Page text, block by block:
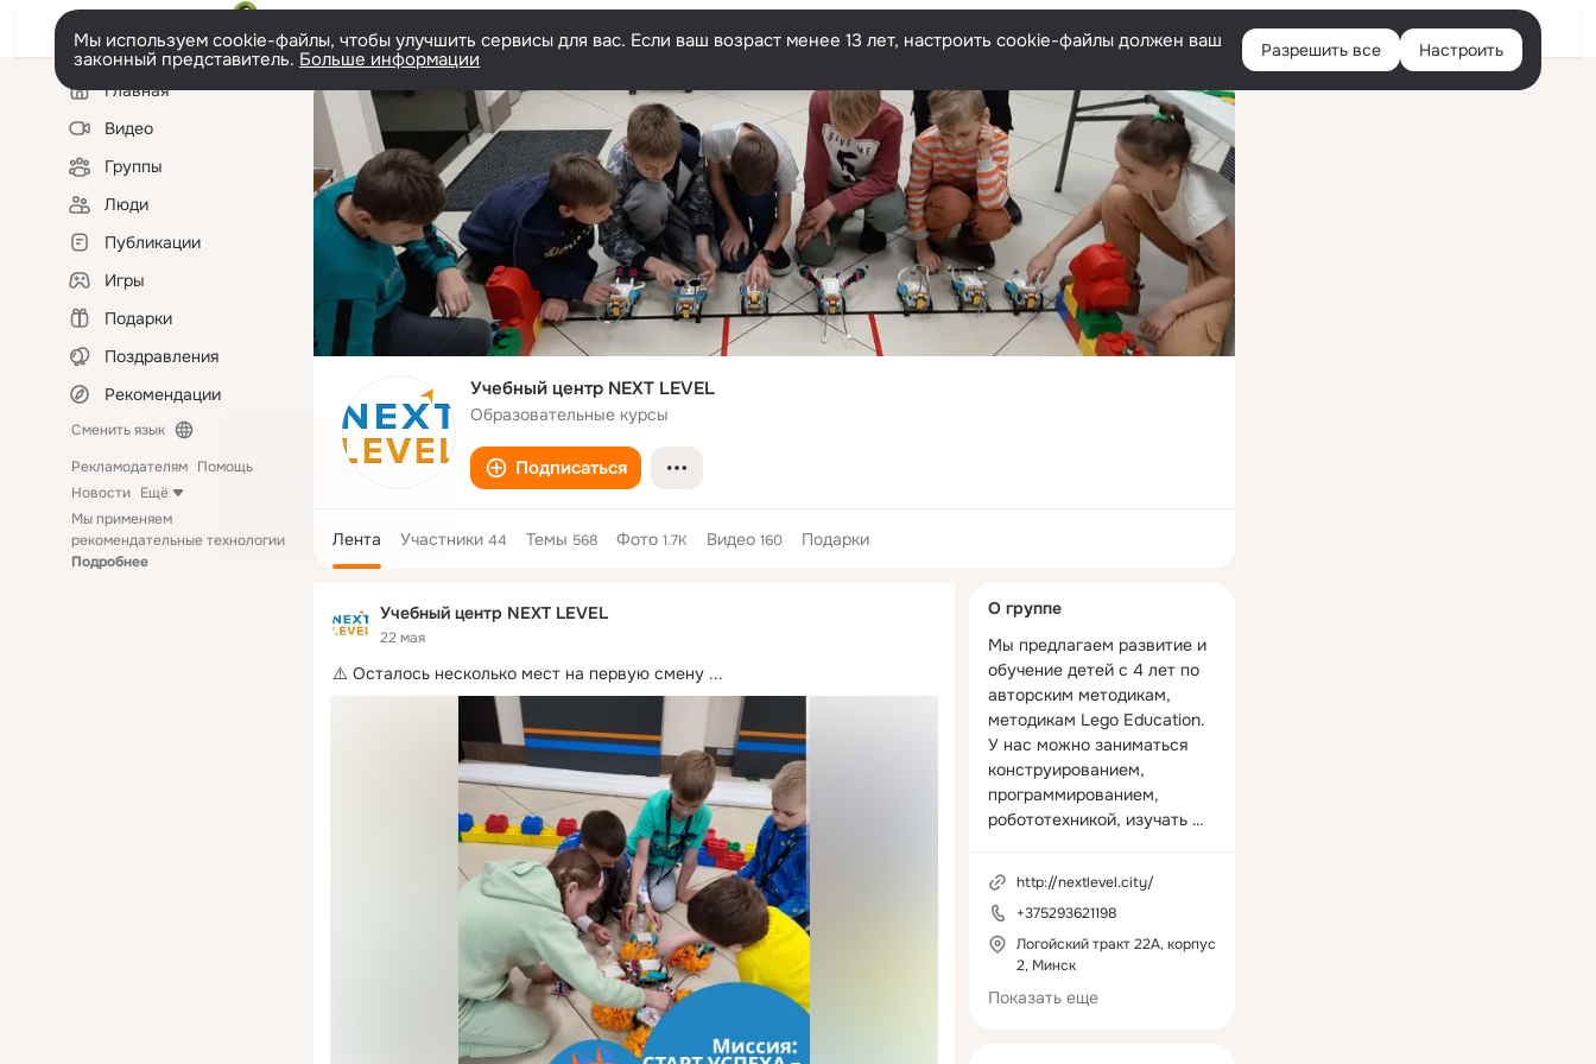
Войти
Мы используем cookie-файлы, чтобы улучшить сервисы для вас. Если ваш возраст менее 13 лет, настроить cookie-файлы должен ваш
законный представитель. Больше информации Разрешить все Настроить
Левая
колонкаГлавная
Видео
Группы
Люди
Публикации
Игры
Подарки
Поздравления
Рекомендации
Сменить язык
Рекламодателям Помощь
Новости Ещё
Мы применяем
рекомендательные технологии
Подробнее
Учебный центр NEXT LEVEL
Образовательные курсы
Подписаться
Лента Участники 44 Темы 568 Фото 1.7K Видео 160 Подарки
Учебный центр NEXT LEVEL
22 мая
⚠️ Осталось несколько мест на первую смену ...
колонка
О группе
Мы предлагаем развитие и
обучение детей с 4 лет по
авторским методикам,
методикам Lego Education.
У нас можно заниматься
конструированием,
программированием,
робототехникой, изучать
моделирование, английский
язык и изобразительное
искусство. Обучение в
нашем центре интересно
тем, что все авторские
программы по социально-
http://nextlevel.city/
+375293621198
Логойский тракт 22А, корпус
2, Минск
Показать еще